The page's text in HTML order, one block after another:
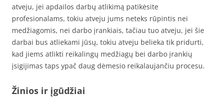
atveju, jei apdailos darbų atlikimą patikėsite
profesionalams, tokiu atveju jums neteks rūpintis nei
medžiagomis, nei darbo įrankiais, tačiau tuo atveju, jei šie
darbai bus atliekami jūsų, tokiu atveju belieka tik pridurti,
kad jiems atlikti reikalingų medžiagų bei darbo įrankių
įsigijimas taps ypač daug dėmesio reikalaujančiu procesu.
Žinios ir įgūdžiai